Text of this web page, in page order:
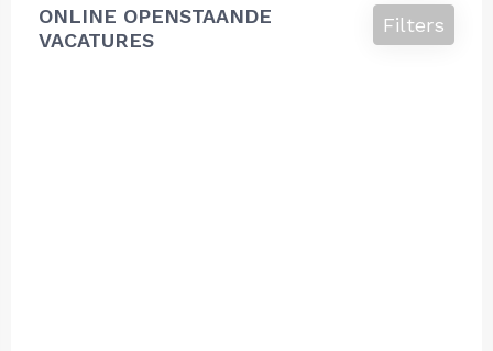
ONLINE OPENSTAANDE
VACATURES
Filters